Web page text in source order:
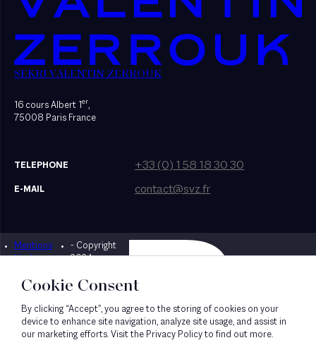
SEKRI VALENTIN ZERROUK
16 cours Albert 1er,
75008 Paris France
TELEPHONE +33 (0) 1 58 18 30 30
E-MAIL contact@svz.fr
Mentions
légales
- Copyright
2024
Designed by Bonhomme
Cookie Consent
By clicking “Accept”, you agree to the storing of cookies on your
device to enhance site navigation, analyze site usage, and assist in
our marketing efforts. Visit the Privacy Policy to find out more.